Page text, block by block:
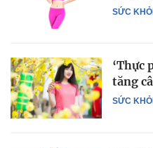
SỨC
SỨC
‘Thực
tăng